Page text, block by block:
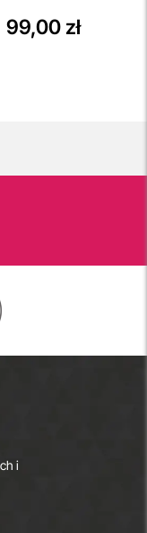
99,00 zł
i